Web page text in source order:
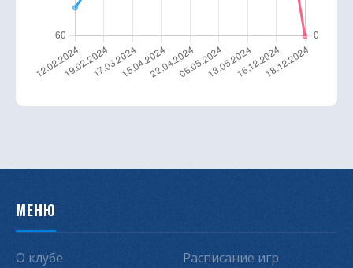
МЕНЮ
О клубе
Расписание игр